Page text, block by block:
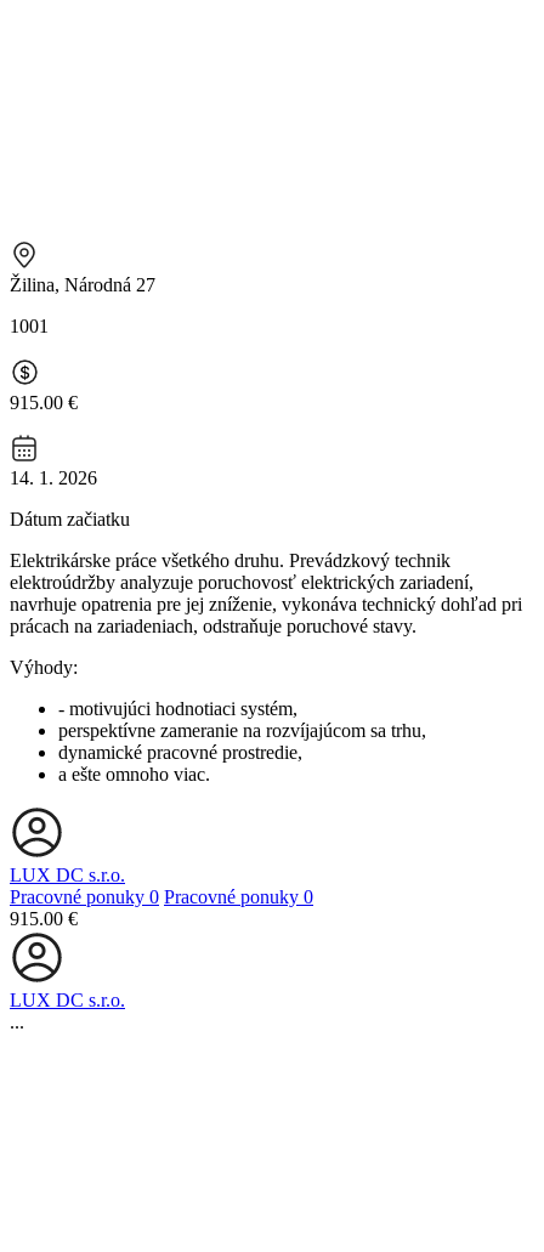
Žilina, Národná 27
1001
915.00 €
14. 1. 2026
Dátum začiatku
Elektrikárske práce všetkého druhu. Prevádzkový technik
elektroúdržby analyzuje poruchovosť elektrických zariadení,
navrhuje opatrenia pre jej zníženie, vykonáva technický dohľad pri
prácach na zariadeniach, odstraňuje poruchové stavy.
Výhody:
- motivujúci hodnotiaci systém,
perspektívne zameranie na rozvíjajúcom sa trhu,
dynamické pracovné prostredie,
a ešte omnoho viac.
LUX DC s.r.o.
Pracovné ponuky 0 Pracovné ponuky 0
915.00 €
LUX DC s.r.o.
...